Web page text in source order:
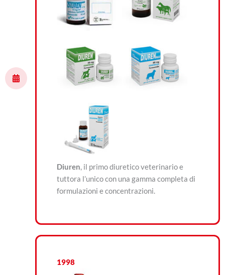
Diuren, il primo diuretico veterinario e
tuttora l’unico con una gamma completa di
formulazioni e concentrazioni.
1998